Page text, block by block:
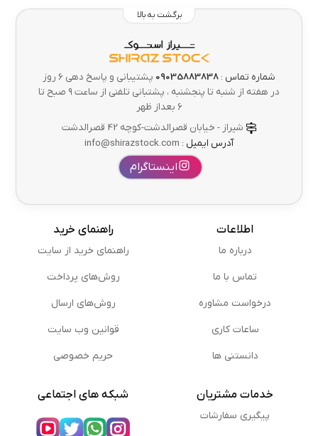
برگشت به بالا
شماره تماس : 09035883838
پشتیبانی و پاسخ دهی 6 روز
در هفته از شنبه تا پنجشنبه ، پشتبانی تلفنی از ساعت ۹ صبح تا
۶ بعداز ظهر
شیراز - خیابان قصرالدشت-کوچه 42 قصرالدشت
آدرس ایمیل :
اینستاگرام
اطلاعات
درباره ما
تماس با ما
درخواست مشاوره
ساعات کاری
دانستنی ها
راهنمای خرید
راهنمای خرید از سایت
روش‌های پرداخت
روش‌های ارسال
قوانین وب سایت
حریم خصوصی
خدمات مشتریان
پیگیری سفارشات
شبکه های اجتماعی